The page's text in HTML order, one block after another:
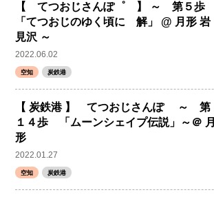
【 てつおじさんぽ゜ 】 ～ 第５歩
「てつおじのゆく頃に 解」 @ 月形 岩
見沢 ～
2022.06.02
空知 炭鉄港
【 炭鉄港 】 てつおじさんぽ ～ 第
１４歩 「ムーンシェイプ伝説」～＠ 月
形
2022.01.27
空知 炭鉄港